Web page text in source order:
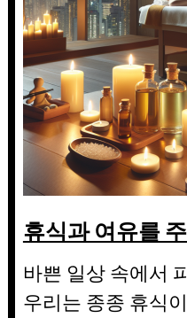
휴식과 여유를
바쁜 일상 속에서
우리는 종종 휴식